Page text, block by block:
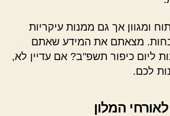
ומגוון אך גם ממנות עיקריות
מצאתם את המידע שאתם
ליום כיפור תשפ"ב? אם עדיין לא,
לכם.
המלון